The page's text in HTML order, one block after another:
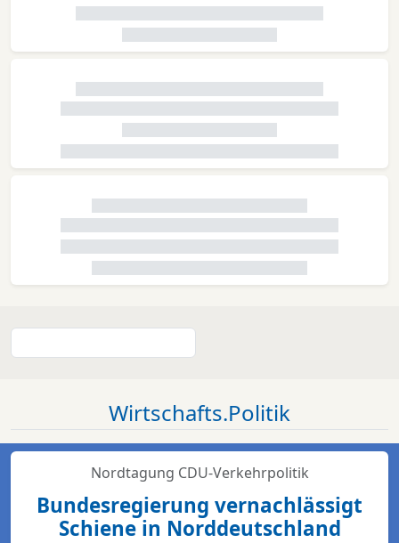
Wirtschafts.Politik
Nordtagung CDU-Verkehrpolitik
Bundesregierung vernachlässigt
Schiene in Norddeutschland